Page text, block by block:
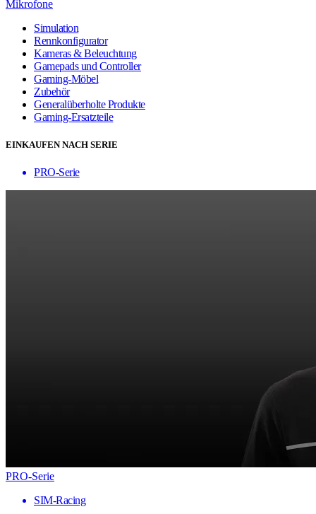
Mikrofone
Simulation
Rennkonfigurator
Kameras & Beleuchtung
Gamepads und Controller
Gaming-Möbel
Zubehör
Generalüberholte Produkte
Gaming-Ersatzteile
EINKAUFEN NACH SERIE
PRO-Serie
PRO-Serie
SIM-Racing